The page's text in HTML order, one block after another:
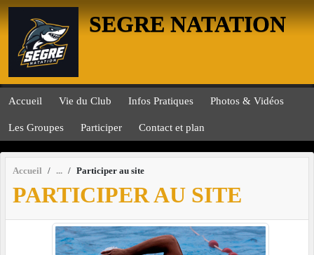
SEGRE NATATION
Accueil Vie du Club Infos Pratiques Photos & Vidéos
Les Groupes Participer Contact et plan
Accueil Participer au site
PARTICIPER AU SITE
Panneau de gestion des cookies